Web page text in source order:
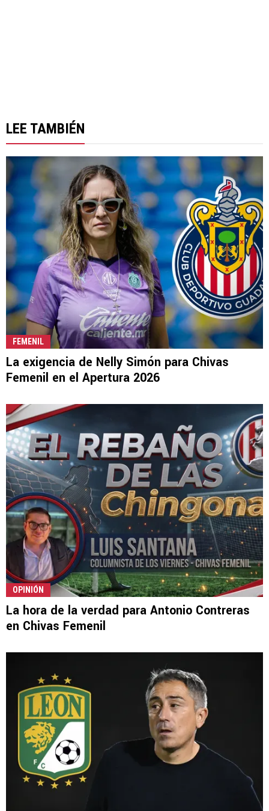
LEE TAMBIÉN
FEMENIL
La exigencia de Nelly Simón para Chivas
Femenil en el Apertura 2026
OPINIÓN
La hora de la verdad para Antonio Contreras
en Chivas Femenil